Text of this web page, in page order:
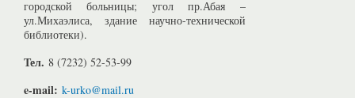
городской больницы; угол пр.Абая –
ул.Михаэлиса, здание научно-технической
библиотеки).
Тел. 8 (7232) 52-53-99
e-mail: k-urko@mail.ru